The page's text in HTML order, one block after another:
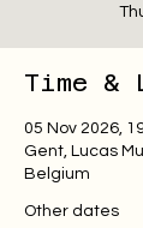
Time &
05 Nov 2026,
Gent, Lucas
Belgium
Other dates